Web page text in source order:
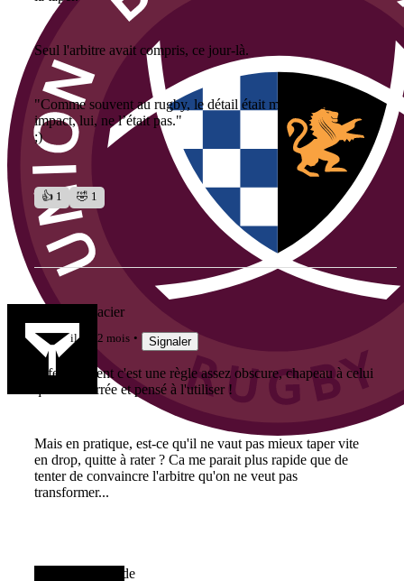
Seul l'arbitre avait compris, ce jour-là.
"Comme souvent au rugby, le détail était minuscule. Son
impact, lui, ne l’était pas."
;)
👍 1 🤣 1
Fufu Brindacier
il y a 2 mois Signaler
Effectivement c'est une règle assez obscure, chapeau à celui
qui l'a déterrée et pensé à l'utiliser !
Mais en pratique, est-ce qu'il ne vaut pas mieux taper vite
en drop, quitte à rater ? Ca me parait plus rapide que de
tenter de convaincre l'arbitre qu'on ne veut pas
transformer...
Gruntattitude